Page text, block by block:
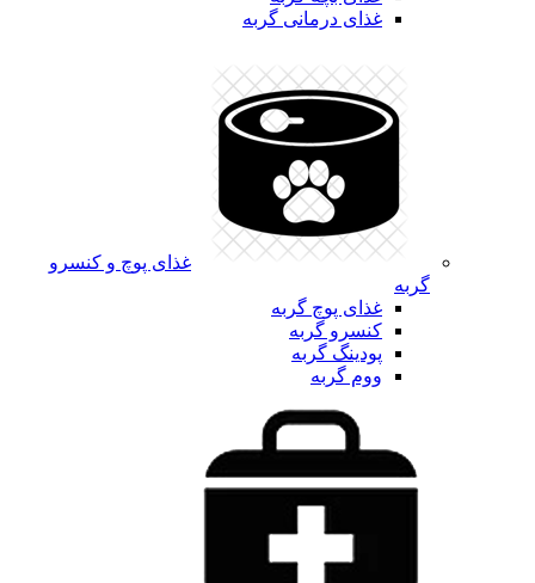
غذای درمانی گربه
غذای پوچ و کنسرو
گربه
غذای پوچ گربه
کنسرو گربه
پودینگ گربه
ووم گربه